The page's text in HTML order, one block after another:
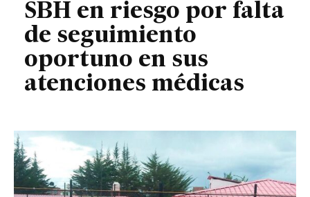
SBH en riesgo por falta
de seguimiento
oportuno en sus
atenciones médicas